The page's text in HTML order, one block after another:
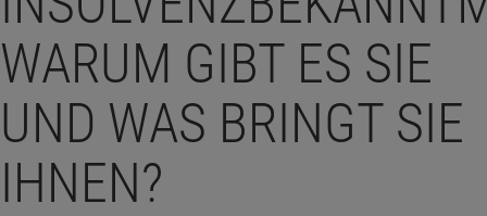
WARUM GIBT ES SIE
UND WAS BRINGT SIE
IHNEN?